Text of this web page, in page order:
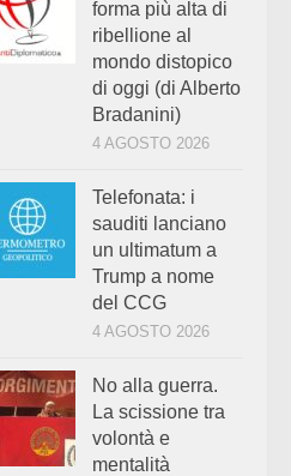
forma più alta di
ribellione al
mondo distopico
di oggi (di Alberto
Bradanini)
4 AGOSTO 2026
Telefonata: i
sauditi lanciano
un ultimatum a
Trump a nome
del CCG
4 AGOSTO 2026
No alla guerra.
La scissione tra
volontà e
mentalità